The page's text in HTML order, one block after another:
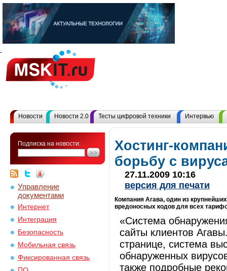
Новости Новости 2.0 Тесты цифровой техники Интервью
Подписка на новости:
Управление
документами
Интернет
Интеграция
Безопасность
Мобильная связь
Фиксированная связь
Хостинг-
борьбу с
27.11.2009 10:16
версия для печати
Компания Агава, один из
вредоносных кодов для всех
«Система
сайты клиентов
странице, система
обнаруженных
также подробные